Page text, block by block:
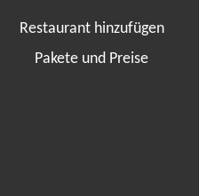
Restaurant hinzufügen
Pakete und Preise